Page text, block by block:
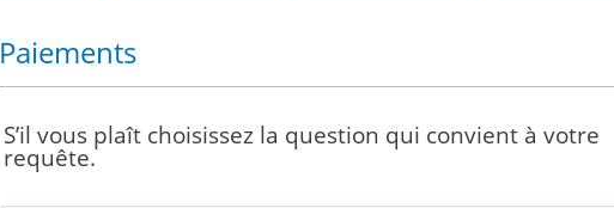
Paiements
S’il vous plaît choisissez la question qui convient à votre
requête.